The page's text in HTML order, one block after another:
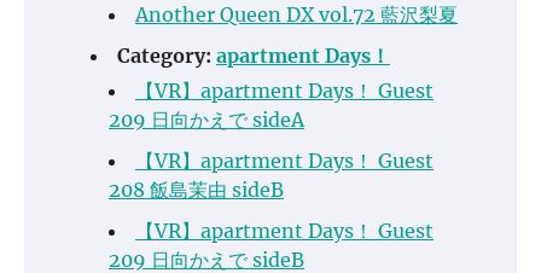
Another Queen DX vol.72 藍沢梨夏
Category: apartment Days！
【VR】apartment Days！ Guest
209 日向かえで sideA
【VR】apartment Days！ Guest
208 飯島茉由 sideB
【VR】apartment Days！ Guest
209 日向かえで sideB